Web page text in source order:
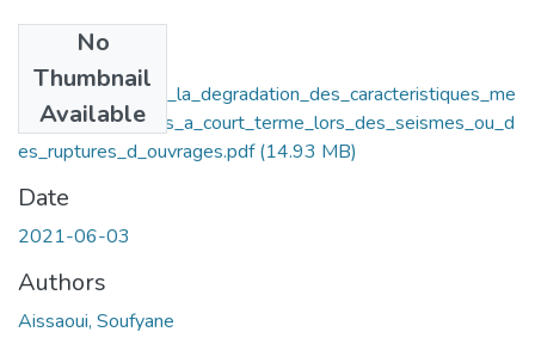
No
Thumbnail
Available
Determination_de_la_degradation_des_caracteristiques_me
caniques_des_sols_a_court_terme_lors_des_seismes_ou_d
es_ruptures_d_ouvrages.pdf(14.93 MB)
Date
2021-06-03
Authors
Aissaoui, Soufyane